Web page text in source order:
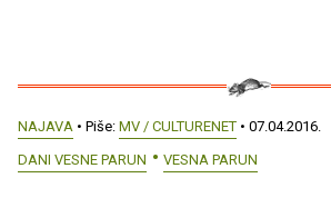
NAJAVA • Piše: MV / CULTURENET • 07.04.2016.
DANI VESNE PARUN
VESNA PARUN